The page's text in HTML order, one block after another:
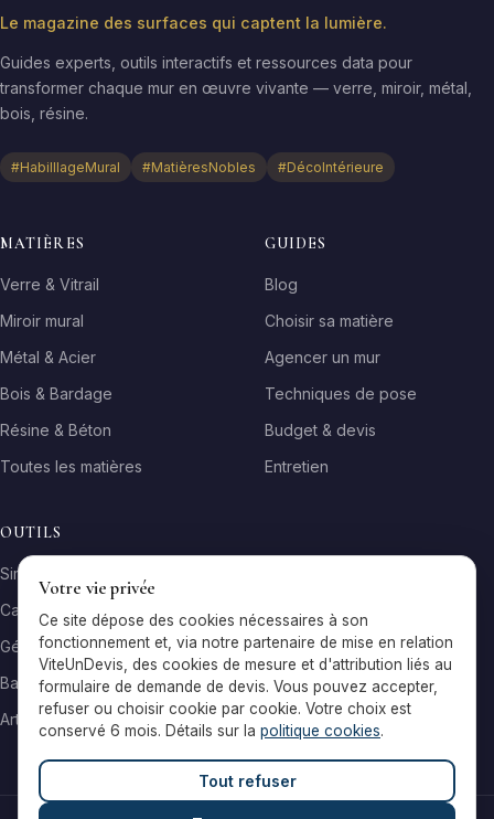
Le magazine des surfaces qui captent la lumière.
Guides experts, outils interactifs et ressources data pour
transformer chaque mur en œuvre vivante — verre, miroir, métal,
bois, résine.
#HabilllageMural #MatièresNobles #DécoIntérieure
MATIÈRES
Verre & Vitrail
Miroir mural
Métal & Acier
Bois & Bardage
Résine & Béton
Toutes les matières
GUIDES
Blog
Choisir sa matière
Agencer un mur
Techniques de pose
Budget & devis
Entretien
OUTILS
Simulateur matière
Calculateur surface
Générateur galerie
Baromètre de prix
Artisans par ville
Votre vie privée
Ce site dépose des cookies nécessaires à son
fonctionnement et, via notre partenaire de mise en relation
ViteUnDevis, des cookies de mesure et d'attribution liés au
formulaire de demande de devis. Vous pouvez accepter,
refuser ou choisir cookie par cookie. Votre choix est
conservé 6 mois. Détails sur la politique cookies.
Tout refuser